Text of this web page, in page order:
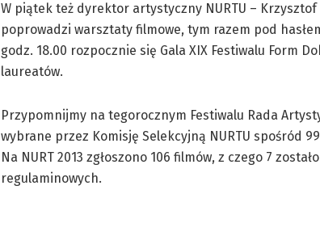
W piątek też dyrektor artystyczny NURTU –
poprowadzi warsztaty filmowe, tym razem pod
godz. 18.00 rozpocznie się Gala XIX Festiwalu Form
laureatów.
Przypomnijmy na tegorocznym Festiwalu Rada
wybrane przez Komisję Selekcyjną NURTU spośród
Na NURT 2013 zgłoszono 106 filmów, z czego 7
regulaminowych.